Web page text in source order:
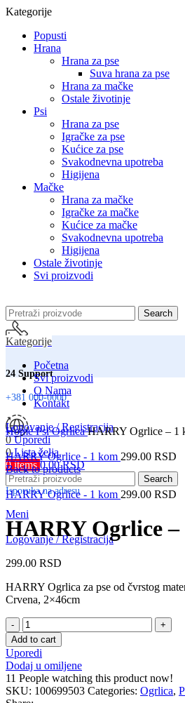
Kategorije
Popusti
Hrana
Hrana za pse
Suva hrana za pse
Hrana za mačke
Ostale životinje
Psi
Hrana za pse
Igračke za pse
Kućice za pse
Svakodnevna upotreba
Higijena
Mačke
Hrana za mačke
Igračke za mačke
Kućice za mačke
Svakodnevna upotreba
Higijena
Ostale životinje
Svi proizvodi
Search
24 Support
+381 000-0000
Srbija
Isporuka na adresu
Meni
Logovanje / Registracija
Kategorije
Početna
Svi proizvodi
O Nama
Kontakt
Logovanje / Registracija
0 Uporedi
0Lista želja
0items 0.00RSD
Search
Click to enlarge
HomePsiOgrlicaHARRY Ogrlice – 1
HARRY Ogrlice - 1 kom 299.00 RSD
Back to products
HARRY Ogrlice - 1 kom 299.00 RSD
HARRY Ogrlice –
299.00 RSD
HARRY Ogrlica za pse od čvrstog
Crvena, 2×46cm
HARRY
Ogrlice
-
1
kom
quantity
Add to cart
Uporedi
Dodaj u omiljene
11 People watching this product now!
SKU: 100699503 Categories: Ogrlica,